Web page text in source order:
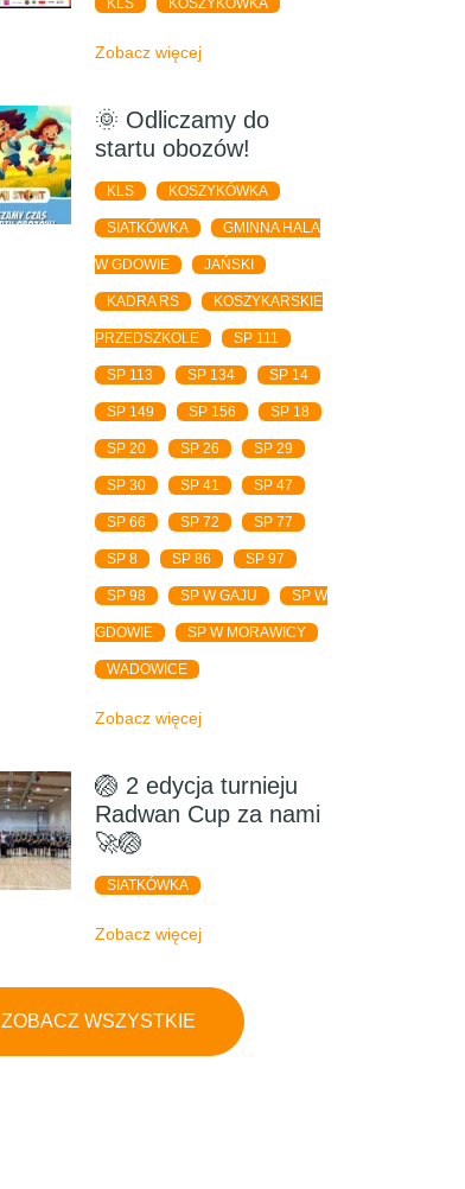
KLS KOSZYKÓWKA
Zobacz więcej
🌞 Odliczamy do
startu obozów!
KLS KOSZYKÓWKA
SIATKÓWKA GMINNA HALA
W GDOWIE JAŃSKI
KADRA RS KOSZYKARSKIE
PRZEDSZKOLE SP 111
SP 113 SP 134 SP 14
SP 149 SP 156 SP 18
SP 20 SP 26 SP 29
SP 30 SP 41 SP 47
SP 66 SP 72 SP 77
SP 8 SP 86 SP 97
SP 98 SP W GAJU SP W
GDOWIE SP W MORAWICY
WADOWICE
Zobacz więcej
🏐 2 edycja turnieju
Radwan Cup za nami
🚀🏐
SIATKÓWKA
Zobacz więcej
ZOBACZ WSZYSTKIE